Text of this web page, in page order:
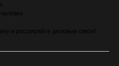
и расширяйте деловые связи!